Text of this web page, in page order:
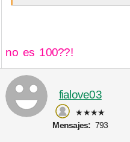
no es 100??!
fialove03
★★★★
Mensajes: 793